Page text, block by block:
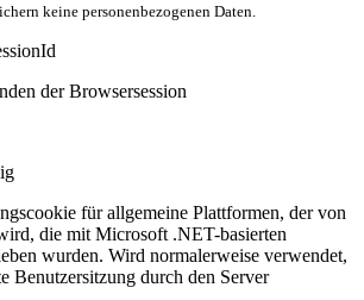
keine personenbezogenen Daten.
der Browsersession
für allgemeine Plattformen, der von
die mit Microsoft .NET-basierten
wurden. Wird normalerweise verwendet,
Benutzersitzung durch den Server